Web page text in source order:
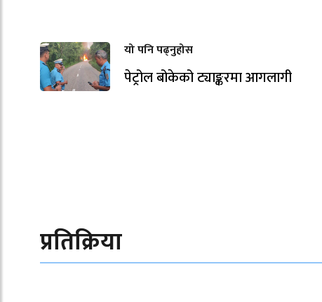
यो पनि पढ्नुहोस
पेट्रोल बोकेको ट्याङ्करमा आगलागी
प्रतिक्रिया